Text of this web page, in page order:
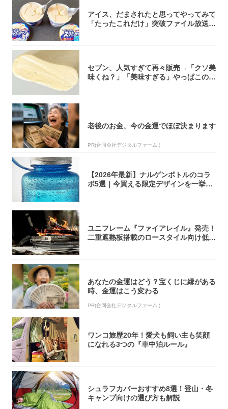
アイス、だまされたと思ってやってみて
「たったこれだけ」突破ファイル放送で
セブン、人気すぎて再々販売→「クソ美
味くね？」「美味すぎる」やっぱこのク
老後のお金、今の金運でほぼ決まります
PR(合同会社デジタルファーム )
【2026年最新】ナルゲンボトルのコラ
ボ5選｜今買える限定デザインを一挙紹
ユニフレーム『ファイアレイル』発売！
二重遮熱板搭載のロースタイル向け低型
あなたの金運はどう？宝くじに縁がある
時、金運はこう変わる
PR(合同会社デジタルファーム )
ワンコ旅歴20年！愛犬も飼い主も笑顔
になれる3つの『車中泊ルール』
シュラフカバーおすすめ8選！登山・冬
キャンプ向けの選び方も解説